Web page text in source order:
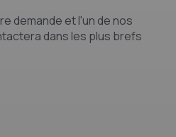
demande et l'un de nos
dans les plus brefs